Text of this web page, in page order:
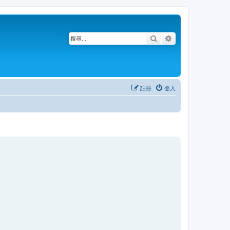
搜尋
登入
註冊